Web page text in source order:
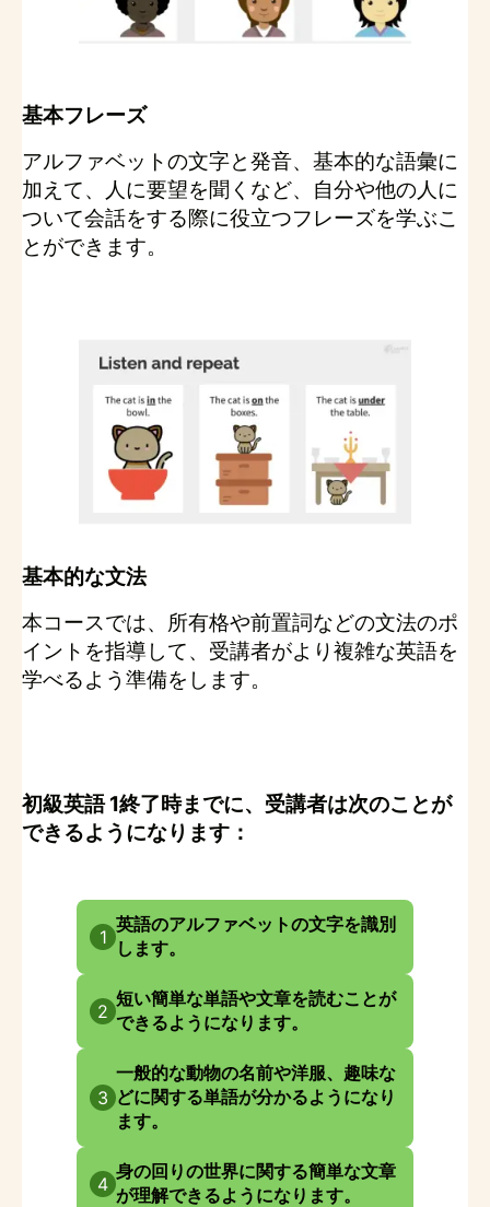
基本フレーズ
アルファベットの文字と発音、基本的な語彙に
加えて、人に要望を聞くなど、自分や他の人に
ついて会話をする際に役立つフレーズを学ぶこ
とができます。
基本的な文法
本コースでは、所有格や前置詞などの文法のポ
イントを指導して、受講者がより複雑な英語を
学べるよう準備をします。
初級英語 1終了時までに、受講者は次のことが
できるようになります：
1
英語のアルファベットの文字を識別
します。
2
短い簡単な単語や文章を読むことが
できるようになります。
3
一般的な動物の名前や洋服、趣味な
どに関する単語が分かるようになり
ます。
4
身の回りの世界に関する簡単な文章
が理解できるようになります。